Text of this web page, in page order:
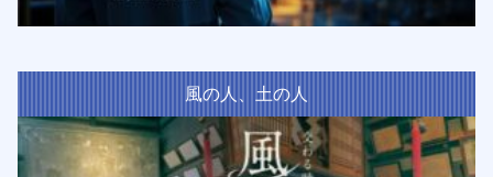
風の人、土の人